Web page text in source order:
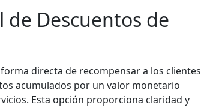
de Descuentos de
directa de recompensar a los clientes
acumulados por un valor monetario
Esta opción proporciona claridad y